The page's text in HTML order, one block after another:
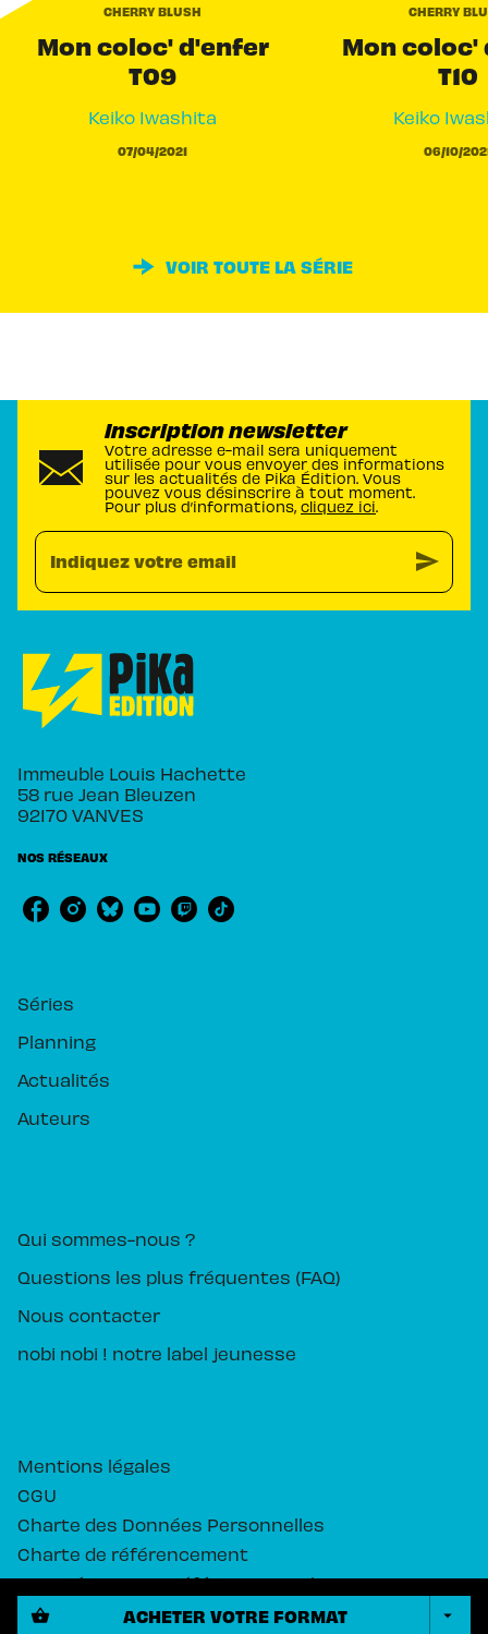
shopping_basket ACHETER VOTRE FORMAT arrow_drop_down
CHERRY BLUSH
Mon coloc' d'enfer
T09
Keiko Iwashita
07/04/2021
CHERRY
Mon coloc'
T10
Keiko
06/10/
VOIR TOUTE LA SÉRIE
Inscription newsletter
Votre adresse e-mail sera uniquement
utilisée pour vous envoyer des informations
sur les actualités de Pika Édition. Vous
pouvez vous désinscrire à tout moment.
Pour plus d’informations, cliquez ici.
Indiquez votre email send
Immeuble Louis Hachette
58 rue Jean Bleuzen
92170 VANVES
NOS RÉSEAUX
Séries
Planning
Actualités
Auteurs
Qui sommes-nous ?
Questions les plus fréquentes (FAQ)
Nous contacter
nobi nobi ! notre label jeunesse
Mentions légales
CGU
Charte des Données Personnelles
Charte de référencement
Paramétrez vos préférences cookies